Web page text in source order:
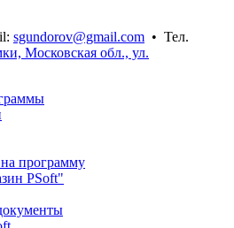
sgundorov@gmail.com • Тел.
Московская обл., ул.
на программу
PSoft"